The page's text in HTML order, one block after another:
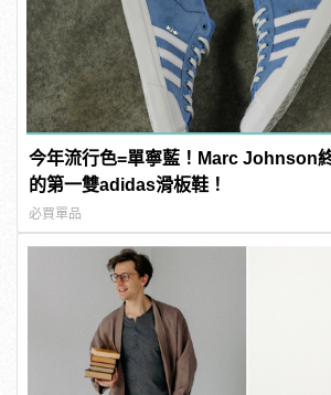
今年流行色=單寧藍！Marc Johnson
的第一雙adidas滑板鞋！
必買單品